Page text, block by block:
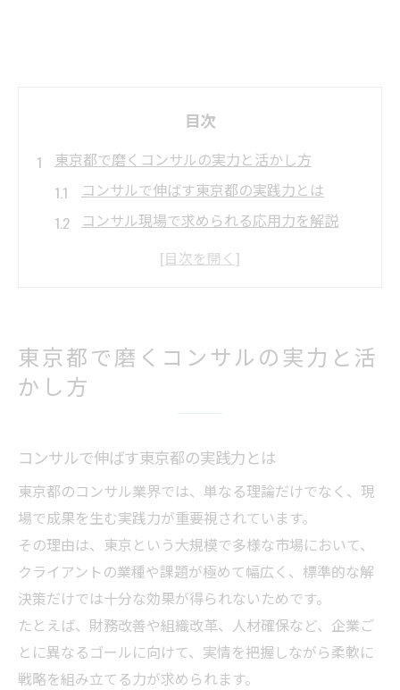
目次
東京都で磨くコンサルの実力と活かし方
コンサルで伸ばす東京都の実践力とは
コンサル現場で求められる応用力を解説
企業の成長を導くコンサルの活用法
コンサル転職で知るべき選考のポイント
東京都でコンサル転職が注目される背景
転職市場で評価されるコンサル経験の強み
コンサル転職で失敗しない企業選びの基準
ビジネス変革を支えるコンサルテクニック最前
線
コンサルが実践する最新ビジネス変革法
東京都で求められる効果的コンサル手法
企業改革に不可欠なコンサルの視点
コンサルテクニックが成果を生む秘訣
東京都で磨くコンサルの実力と活
かし方
コンサルで伸ばす東京都の実践力とは
東京都のコンサル業界では、単なる理論だけでなく、現
場で成果を生む実践力が重要視されています。
その理由は、東京という大規模で多様な市場において、
クライアントの業種や課題が極めて幅広く、標準的な解
決策だけでは十分な効果が得られないためです。
たとえば、財務改善や組織改革、人材確保など、企業ご
とに異なるゴールに向けて、実情を把握しながら柔軟に
戦略を組み立てる力が求められます。